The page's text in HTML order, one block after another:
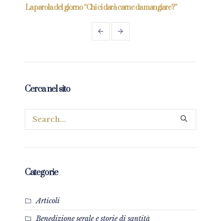
La parola del giorno “Chi ci darà carne da mangiare?”
Cerca nel sito
Categorie
Articoli
Benedizione serale e storie di santità